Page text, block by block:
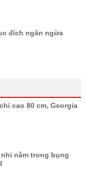
đích ngăn ngừa
cao 80 cm, Georgia
nằm trong bụng